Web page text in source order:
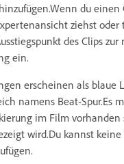
du einen
ziehst oder
des Clips
ein.
erscheinen als blaue
namens Beat-Spur.Es
im Film vorhanden
wird.Du kannst